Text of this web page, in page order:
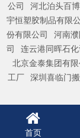
公司
河北泊头百
宇恒塑胶制品有限
份有限公司
河南
司
连云港同晖石
北京金泰集团有
工厂 深圳喜临门
首页